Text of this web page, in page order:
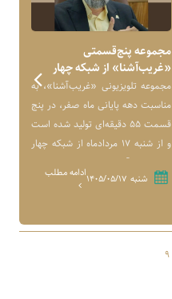
مجموعه پنج‌قسمتی
«غریب‌آشنا» از شبکه چهار
سیما روی آنتن می‌رود
مجموعه تلویزیونی «غریب‌آشنا»، به
مناسبت دهه پایانی ماه صفر، در پنج
قسمت ۵۵ دقیقه‌ای تولید شده است
و از شنبه ۱۷ مردادماه از شبکه چهار
سیما، روی آنتن می‌رود.
شنبه ۱۴۰۵/۰۵/۱۷ادامه مطلب